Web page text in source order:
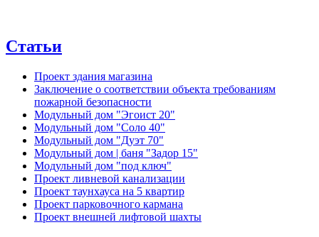
Статьи
Проект здания магазина
Заключение о соответствии объекта требованиям
пожарной безопасности
Модульный дом "Эгоист 20"
Модульный дом "Соло 40"
Модульный дом "Дуэт 70"
Модульный дом | баня "Задор 15"
Модульный дом "под ключ"
Проект ливневой канализации
Проект таунхауса на 5 квартир
Проект парковочного кармана
Проект внешней лифтовой шахты